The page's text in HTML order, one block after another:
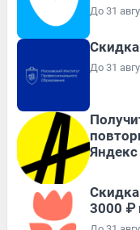
До 31
До 31
3000 ₽